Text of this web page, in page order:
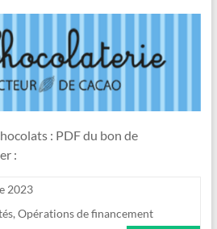
: PDF du bon de
:
2023
, Opérations de financement